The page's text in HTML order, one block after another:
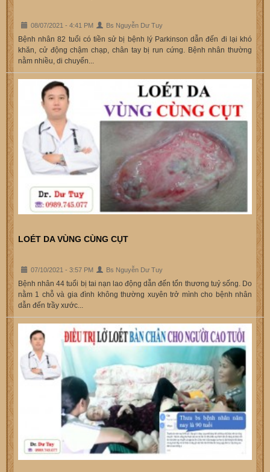
08/07/2021 - 4:41 PM Bs Nguyễn Dư Tuy
Bệnh nhân 82 tuổi có tiền sử bị bệnh lý Parkinson dẫn đến đi lại khó
khăn, cử động chậm chạp, chân tay bị run cứng. Bệnh nhân thường
nằm nhiều, di chuyển...
LOÉT DA VÙNG CÙNG CỤT
07/10/2021 - 3:57 PM Bs Nguyễn Dư Tuy
Bệnh nhân 44 tuổi bị tai nạn lao động dẫn đến tổn thương tuỷ sống. Do
nằm 1 chỗ và gia đình không thường xuyên trở mình cho bệnh nhân
dẫn đến trầy xước...